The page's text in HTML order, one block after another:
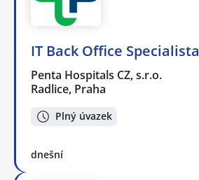
IT Back Office Specialista
Penta Hospitals CZ, s.r.o.
Radlice, Praha
Plný úvazek
dnešní